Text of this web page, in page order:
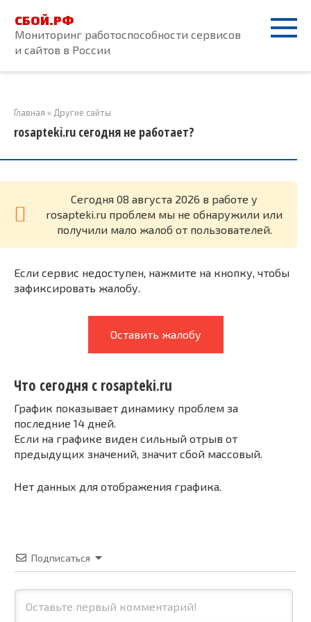
контенту
СБОЙ.РФ
Мониторинг работоспособности сервисов
и сайтов в России
Главная » Другие сайты
rosapteki.ru сегодня не работает?
Cегодня 08 августа 2026 в работе у
rosapteki.ru проблем мы не обнаружили или
получили мало жалоб от пользователей.
Если сервис недоступен, нажмите на кнопку, чтобы
зафиксировать жалобу.
Оставить жалобу
Что сегодня с rosapteki.ru
График показывает динамику проблем за
последние 14 дней.
Если на графике виден сильный отрыв от
предыдущих значений, значит сбой массовый.
Нет данных для отображения графика.
Подписаться